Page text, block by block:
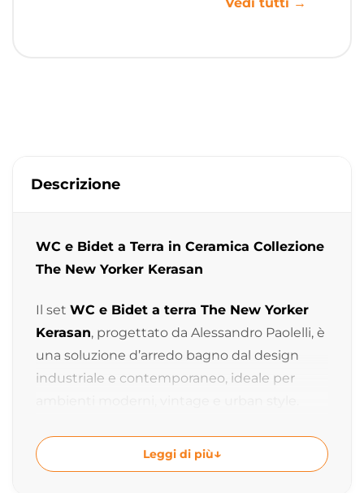
Descrizione
WC e Bidet a Terra in Ceramica Collezione
The New Yorker Kerasan
Il set WC e Bidet a terra The New Yorker
Kerasan, progettato da Alessandro Paolelli, è
una soluzione d’arredo bagno dal design
industriale e contemporaneo, ideale per
La collezione The New Yorker reinterpreta
linee classiche e dettagli retrò in chiave
Leggi di più